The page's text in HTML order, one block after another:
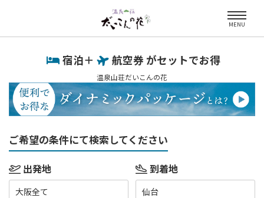
MENU
宿泊＋ 航空券 がセットでお得
温泉山荘だいこんの花
ご希望の条件にて検索してください
出発地
大阪全て
到着地
仙台